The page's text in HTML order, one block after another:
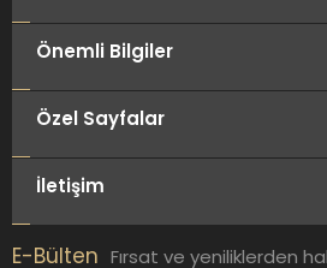
Önemli Bilgiler
Özel Sayfalar
İletişim
E-Bülten Fırsat ve yeniliklerden